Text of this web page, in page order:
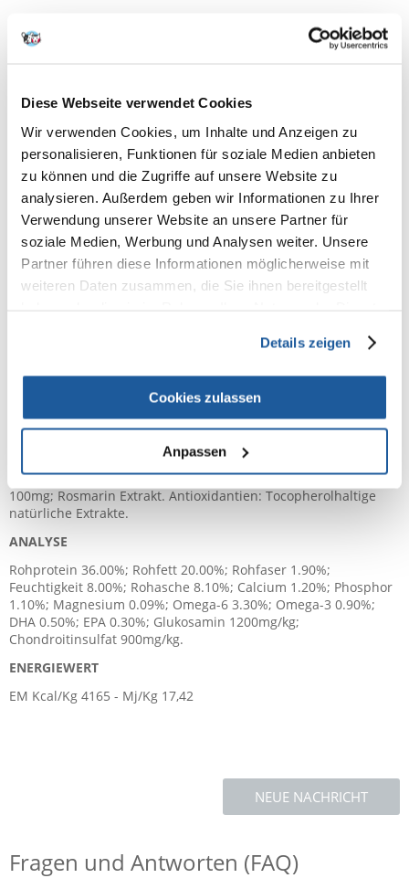
Diese Webseite verwendet Cookies
Wir verwenden Cookies, um Inhalte und Anzeigen zu
personalisieren, Funktionen für soziale Medien anbieten
zu können und die Zugriffe auf unsere Website zu
analysieren. Außerdem geben wir Informationen zu Ihrer
Verwendung unserer Website an unsere Partner für
soziale Medien, Werbung und Analysen weiter. Unsere
Partner führen diese Informationen möglicherweise mit
weiteren Daten zusammen, die Sie ihnen bereitgestellt
Details zeigen
Cookies zulassen
Anpassen
ZUSAMMENSETZUNG
Trockenei, Hering, dehydriertes Heringprotein, Fischöl (vom
Möhren, getrocknete Luzerne, Inulin, Fruktooligosaccharide,
Hefeextrakt (Quelle für Mannan-Oligosaccharide), getrockneter
Granatapfel (0.5%), getrockneter Apfel, getrockneter Spinat,
Psyllium (0.3%), getrocknete Süssorange, getrocknete
Heidelbeere, Natriumchlorid, getrocknete Bierhefe,
Kurkumawurzeln (0.2%), Glukosamin, Chondroitinsulfat.
INHALTSSTOFFE UND NÄHRWERTE
ZUSATZSTOFFE PRO KG
150mg; Pantothensäure 50mg; Vitamin B2 20mg; Vitamin B6
8.1mg; Vitamin B1 10mg; Biotin 1.5mg; Folsäure 1.5mg; Vitamin
B12 0.1mg; Cholinchlorid 2500mg; Beta-Karotin 1.5mg;
Zinkchelat des Hydroxyanalogs von Methionin 910mg;
Manganchelat des Hydroxyanalogs von Methionin 380mg;
Glycin-Eisenchelathydrat 250mg; Kupferchelat des
Hydroxyanalogs von Methionin 88mg; DL-Methionin 5000mg;
Taurin 4000mg; L-Carnitin 300mg. Organoleptische
Zusatzstoffe: Aloe Vera Extrakt 1000mg; Grüner Tee Extrakt
100mg; Rosmarin Extrakt. Antioxidantien: Tocopherolhaltige
natürliche Extrakte.
ANALYSE
Rohprotein 36.00%; Rohfett 20.00%; Rohfaser 1.90%;
Feuchtigkeit 8.00%; Rohasche 8.10%; Calcium 1.20%; Phosphor
1.10%; Magnesium 0.09%; Omega-6 3.30%; Omega-3 0.90%;
DHA 0.50%; EPA 0.30%; Glukosamin 1200mg/kg;
Chondroitinsulfat 900mg/kg.
ENERGIEWERT
EM Kcal/Kg 4165 - Mj/Kg 17,42
NEUE NACHRICHT
Fragen und Antworten (FAQ)